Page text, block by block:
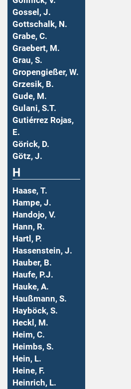
Gossel, J.
Gottschalk, N.
Grabe, C.
Graebert, M.
Grau, S.
Gropengießer, W.
Grzesik, B.
Gude, M.
Gulani, S.T.
Gutiérrez Rojas,
E.
Görick, D.
Götz, J.
H
Haase, T.
Hampe, J.
Handojo, V.
Hann, R.
Hartl, P.
Hassenstein, J.
Hauber, B.
Haufe, P.J.
Hauke, A.
Haußmann, S.
Hayböck, S.
Heckl, M.
Heim, C.
Heimbs, S.
Hein, L.
Heine, F.
Heinrich, L.